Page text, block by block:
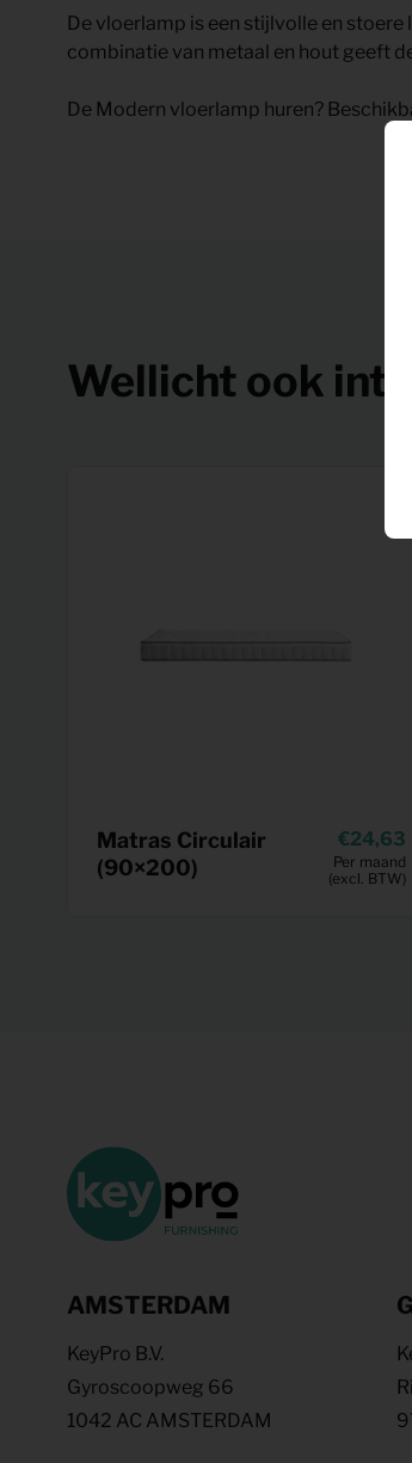
De vloerlamp is een stijlvolle en
combinatie van metaal en hout geeft
De Modern vloerlamp huren?
Wellicht ook
Matras Circulair
(90×200)
24,63
Per maand
(excl. BTW)
AMSTERDAM
KeyPro B.V.
Gyroscoopweg 66
1042 AC AMSTERDAM